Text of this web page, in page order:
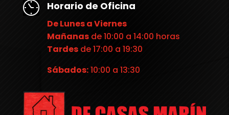
Horario de Oficina
De Lunes a Viernes
Mañanasde 10:00 a 14:00 horas
Tardesde 17:00 a 19:30
Sábados:10:00 a 13:30